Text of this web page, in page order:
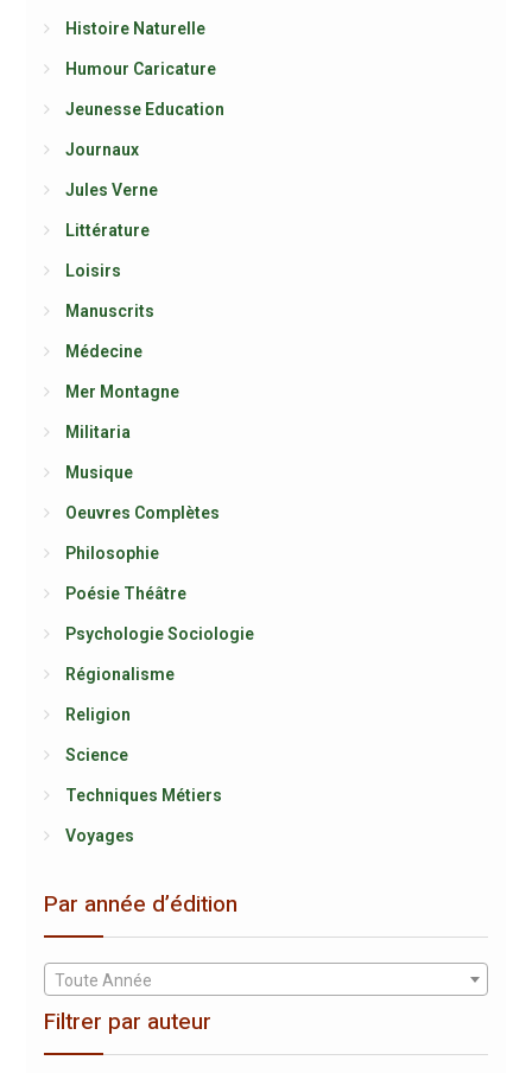
Histoire Naturelle
Humour Caricature
Jeunesse Education
Journaux
Jules Verne
Littérature
Loisirs
Manuscrits
Médecine
Mer Montagne
Militaria
Musique
Oeuvres Complètes
Philosophie
Poésie Théâtre
Psychologie Sociologie
Régionalisme
Religion
Science
Techniques Métiers
Voyages
Par année d’édition
Toute Année
Filtrer par auteur